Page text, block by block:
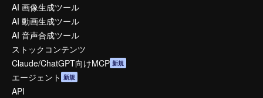
AI 画像生成ツール
AI 動画生成ツール
AI 音声合成ツール
ストックコンテンツ
Claude/ChatGPT向けMCP 新規
エージェント 新規
API